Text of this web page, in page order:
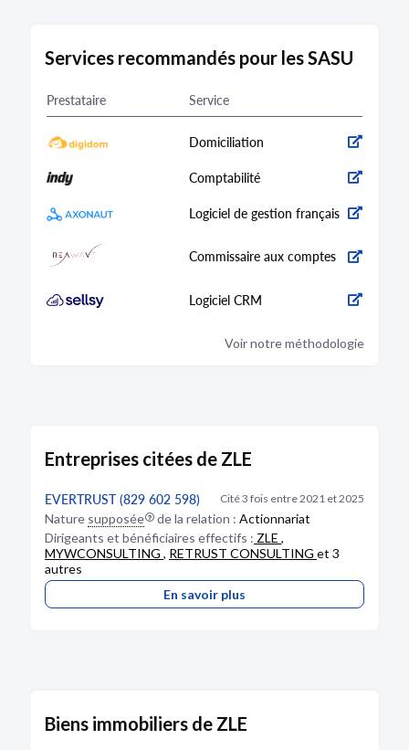
Services recommandés pour les SASU
Prestataire Service
Domiciliation
Comptabilité
Logiciel de gestion français
Commissaire aux comptes
Logiciel CRM
Voir notre méthodologie
Entreprises citées de ZLE
EVERTRUST (829 602 598) Cité 3 fois entre 2021 et 2025
Nature supposée de la relation : Actionnariat
Dirigeants et bénéficiaires effectifs : ZLE ,
MYWCONSULTING , RETRUST CONSULTING et 3
autres
En savoir plus
Biens immobiliers de ZLE